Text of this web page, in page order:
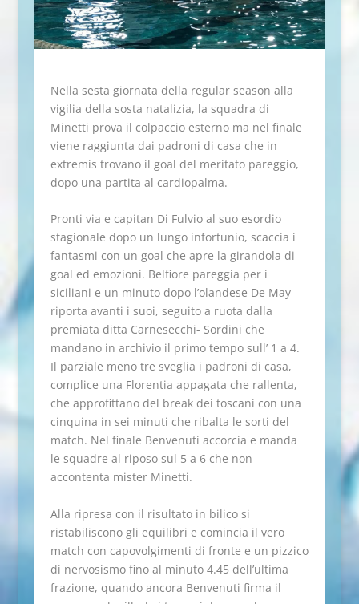
Nella sesta giornata della regular season alla
vigilia della sosta natalizia, la squadra di
Minetti prova il colpaccio esterno ma nel finale
viene raggiunta dai padroni di casa che in
extremis trovano il goal del meritato pareggio,
dopo una partita al cardiopalma.
Pronti via e capitan Di Fulvio al suo esordio
stagionale dopo un lungo infortunio, scaccia i
fantasmi con un goal che apre la girandola di
goal ed emozioni. Belfiore pareggia per i
siciliani e un minuto dopo l’olandese De May
riporta avanti i suoi, seguito a ruota dalla
premiata ditta Carnesecchi- Sordini che
mandano in archivio il primo tempo sull’ 1 a 4.
Il parziale meno tre sveglia i padroni di casa,
complice una Florentia appagata che rallenta,
che approfittano del break dei toscani con una
cinquina in sei minuti che ribalta le sorti del
match. Nel finale Benvenuti accorcia e manda
le squadre al riposo sul 5 a 6 che non
accontenta mister Minetti.
Alla ripresa con il risultato in bilico si
ristabiliscono gli equilibri e comincia il vero
match con capovolgimenti di fronte e un pizzico
di nervosismo fino al minuto 4.45 dell’ultima
frazione, quando ancora Benvenuti firma il